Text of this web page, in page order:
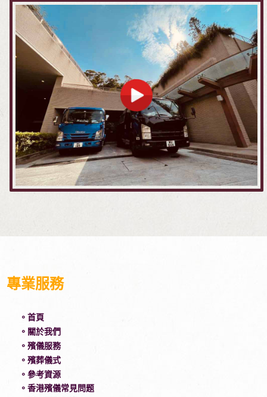
專業服務
。首頁
。關於我們
。殯儀服務
。殯葬儀式
。參考資源
。香港殯儀常見問题